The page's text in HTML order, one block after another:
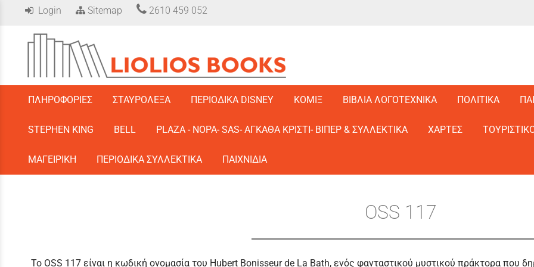
Login Sitemap 2610 459 052
ΠΛΗΡΟΦΟΡΙΕΣ ΣΤΑΥΡΟΛΕΞΑ ΠΕΡΙΟΔΙΚΑ DISNEY ΚΟΜΙΞ ΒΙΒΛΙΑ ΛΟΓΟΤΕΧΝΙΚΑ ΠΟΛΙΤΙΚΑ
STEPHEN KING BELL PLAZA - ΝΟΡΑ- SAS- ΑΓΚΑΘΑ ΚΡΙΣΤΙ- ΒΙΠΕΡ & ΣΥΛΛΕΚΤΙΚΑ ΧΑΡΤΕΣ
ΜΑΓΕΙΡΙΚΗ ΠΕΡΙΟΔΙΚΑ ΣΥΛΛΕΚΤΙΚΑ ΠΑΙΧΝΙΔΙΑ
OSS 117
Το OSS 117 είναι η κωδική ονομασία του Hubert Bonisseur de La Bath, ενός φανταστικού μυστικού πράκτορα που